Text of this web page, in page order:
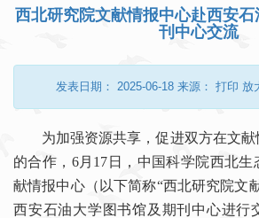
西北研究院文献情报中心赴西安
刊中心交流
发表日期： 2025-06-18 来源： 打印 放
为加强资源共享，促进双方在文
的合作，6月17日，中国科学院西北
献情报中心（以下简称“西北研究院文
西安石油大学图书馆及期刊中心进行